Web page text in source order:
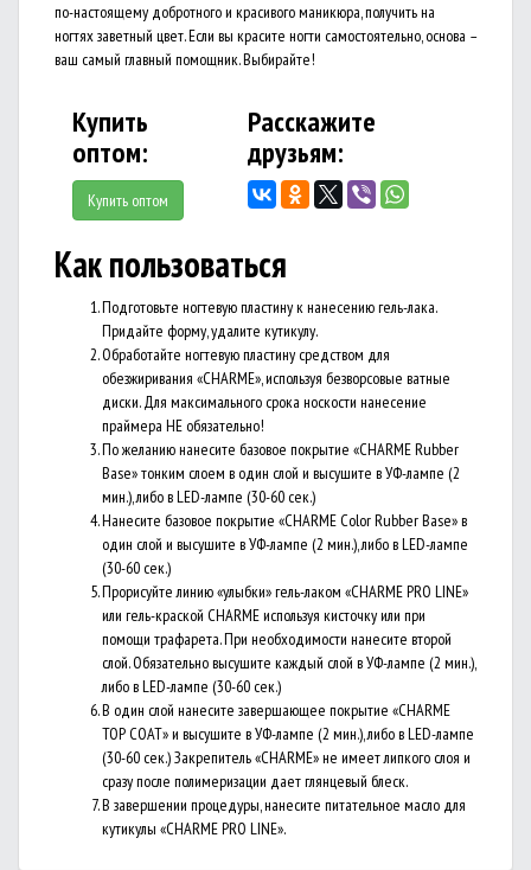
по-настоящему добротного и красивого маникюра, получить на
ногтях заветный цвет. Если вы красите ногти самостоятельно, основа –
ваш самый главный помощник. Выбирайте!
Купить
оптом:
Купить оптом
Расскажите
друзьям:
Как пользоваться
Подготовьте ногтевую пластину к нанесению гель-лака.
Придайте форму, удалите кутикулу.
Обработайте ногтевую пластину средством для
обезжиривания «CHARME», используя безворсовые ватные
диски. Для максимального срока носкости нанесение
праймера НЕ обязательно!
По желанию нанесите базовое покрытие «CHARME Rubber
Base» тонким слоем в один слой и высушите в УФ-лампе (2
мин.), либо в LED-лампе (30-60 сек.)
Нанесите базовое покрытие «CHARME Color Rubber Base» в
один слой и высушите в УФ-лампе (2 мин.), либо в LED-лампе
(30-60 сек.)
Прорисуйте линию «улыбки» гель-лаком «CHARME PRO LINE»
или гель-краской CHARME используя кисточку или при
помощи трафарета. При необходимости нанесите второй
слой. Обязательно высушите каждый слой в УФ-лампе (2 мин.),
либо в LED-лампе (30-60 сек.)
В один слой нанесите завершающее покрытие «CHARME
TOP COAT» и высушите в УФ-лампе (2 мин.), либо в LED-лампе
(30-60 сек.) Закрепитель «CHARME» не имеет липкого слоя и
сразу после полимеризации дает глянцевый блеск.
В завершении процедуры, нанесите питательное масло для
кутикулы «CHARME PRO LINE».